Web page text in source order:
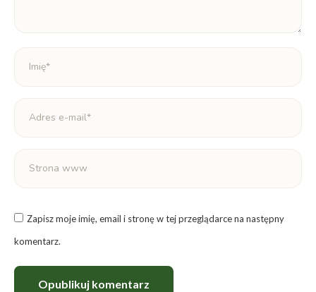
Imię *
Adres e-mail *
Strona www
Zapisz moje imię, email i stronę w tej przeglądarce na następny
komentarz.
Opublikuj komentarz